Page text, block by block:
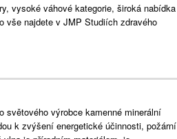
vysoké váhové kategorie, široká nabídka
vše najdete v JMP Studiích zdravého
světového výrobce kamenné minerální
k zvýšení energetické účinnosti, požární